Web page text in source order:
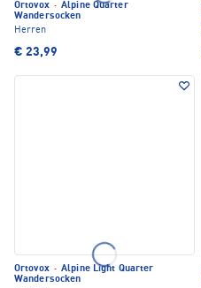
Ortovox · Alpine Quarter
Wandersocken
Herren
€ 23,99
Ortovox · Alpine Light Quarter
Wandersocken